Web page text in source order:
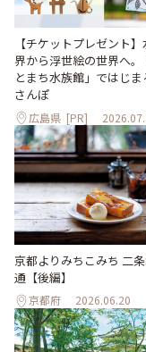
【チケットプレゼント
界から浮世絵の世界へ。
とまち水族館」ではじま
さんぽ
広島県 [PR]
京都よりみちこみち 二
通【後編】
京都府 2026.06.20